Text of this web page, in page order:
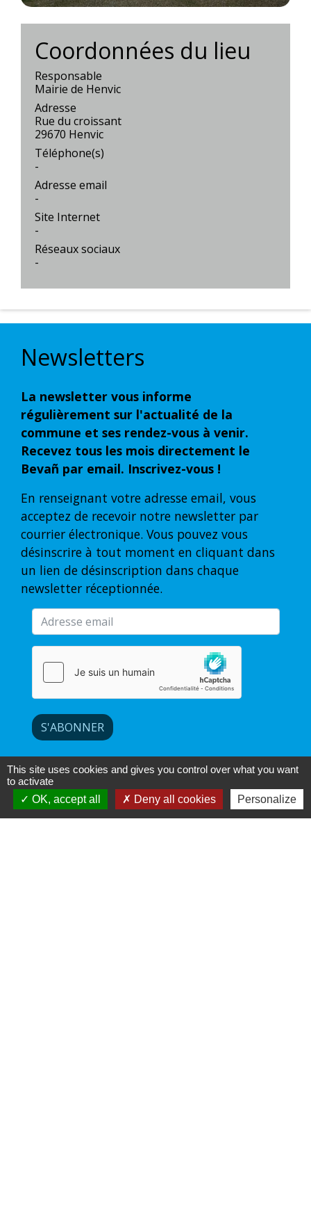
Coordonnées du lieu
Responsable
Mairie de Henvic
Adresse
Rue du croissant
29670 Henvic
Téléphone(s)
-
Adresse email
-
Site Internet
-
Réseaux sociaux
-
Newsletters
La newsletter vous informe
régulièrement sur l'actualité de la
commune et ses rendez-vous à venir.
Recevez tous les mois directement le
Bevañ par email. Inscrivez-vous !
En renseignant votre adresse email, vous
acceptez de recevoir notre newsletter par
courrier électronique. Vous pouvez vous
désinscrire à tout moment en cliquant dans
un lien de désinscription dans chaque
newsletter réceptionnée.
S'ABONNER
This site uses cookies and gives you control over what you want
to activate
OK, accept all
Deny all cookies Personalize